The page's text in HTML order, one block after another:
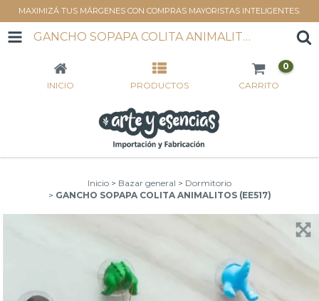
MAXIMIZÁ TUS MÁRGENES CON COMPRAS MAYORISTAS INTELIGENTES.
GANCHO SOPAPA COLITA ANIMALITOS (EE517)
INICIO PRODUCTOS CARRITO
0
Inicio > Bazar general > Dormitorio
> GANCHO SOPAPA COLITA ANIMALITOS (EE517)